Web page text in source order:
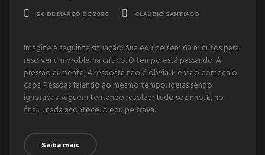
26 DE MARÇO DE 2026 CLAUDIO SANTIAGO
Imagine a seguinte situação: Sua equipe tem 60 minutos para
resolver um problema crítico. O tempo está passando. A
pressão aumenta. A resposta não é óbvia. E então começa o
caos. Pessoas falando ao mesmo tempo. Ideias sendo
ignoradas. Alguém tentando resolver tudo sozinho. E, no
final… nada acontece. A equipe trava.
Saiba mais